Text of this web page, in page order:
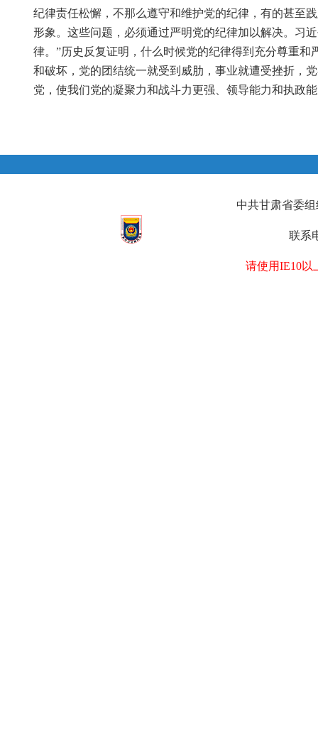
纪律责任松懈，不那么遵守和维护党的纪律，有的甚至
形象。这些问题，必须通过严明党的纪律加以解决。习
律。”历史反复证明，什么时候党的纪律得到充分尊重
和破坏，党的团结统一就受到威肋，事业就遭受挫折，
党，使我们党的凝聚力和战斗力更强、领导能力和执政
中共甘肃省委
联系
请使用IE10以